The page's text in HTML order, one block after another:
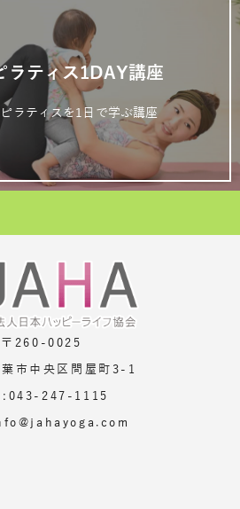
ラティス1DAY講座
ラティスを1日で学ぶ講座
〒260-0025
葉市中央区問屋町3-1
247-1115